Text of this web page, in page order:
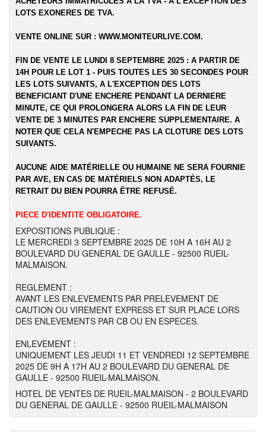
LOTS EXONERES DE TVA.
VENTE ONLINE SUR : WWW.MONITEURLIVE.COM.
FIN DE VENTE LE LUNDI 8 SEPTEMBRE 2025 : A PARTIR DE
14H POUR LE LOT 1 - PUIS TOUTES LES 30 SECONDES POUR
LES LOTS SUIVANTS, A L'EXCEPTION DES LOTS
BENEFICIANT D'UNE ENCHERE PENDANT LA DERNIERE
MINUTE, CE QUI PROLONGERA ALORS LA FIN DE LEUR
VENTE DE 3 MINUTES PAR ENCHERE SUPPLEMENTAIRE. A
NOTER QUE CELA N'EMPECHE PAS LA CLOTURE DES LOTS
SUIVANTS.
AUCUNE AIDE MATÉRIELLE OU HUMAINE NE SERA FOURNIE
PAR AVE, EN CAS DE MATÉRIELS NON ADAPTÉS, LE
RETRAIT DU BIEN POURRA ÊTRE REFUSÉ.
PIECE D'IDENTITE OBLIGATOIRE.
EXPOSITIONS PUBLIQUE :
LE MERCREDI 3 SEPTEMBRE 2025 DE 10H A 16H AU 2
BOULEVARD DU GENERAL DE GAULLE - 92500 RUEIL-
MALMAISON.
REGLEMENT :
AVANT LES ENLEVEMENTS PAR PRELEVEMENT DE
CAUTION OU VIREMENT EXPRESS ET SUR PLACE LORS
DES ENLEVEMENTS PAR CB OU EN ESPECES.
ENLEVEMENT :
UNIQUEMENT LES JEUDI 11 ET VENDREDI 12 SEPTEMBRE
2025 DE 9H A 17H AU 2 BOULEVARD DU GENERAL DE
GAULLE - 92500 RUEIL-MALMAISON.
HOTEL DE VENTES DE RUEIL-MALMAISON - 2 BOULEVARD
DU GENERAL DE GAULLE - 92500 RUEIL-MALMAISON